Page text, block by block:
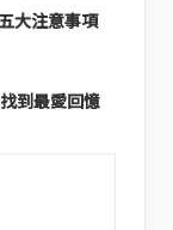
大注意事項
到最愛回憶